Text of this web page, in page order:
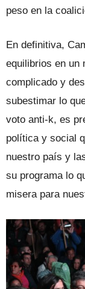
peso en la
En definitiva,
equilibrios en un
complicado y
subestimar lo
voto anti-k, es
política y social
nuestro país y
su programa lo
misera para